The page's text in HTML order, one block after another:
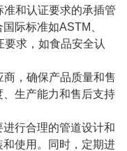
和认证要求的承插管
际标准如ASTM、
求，如食品安全认
，确保产品质量和售
生产能力和售后支持
行合理的管道设计和
使用。同时，定期进